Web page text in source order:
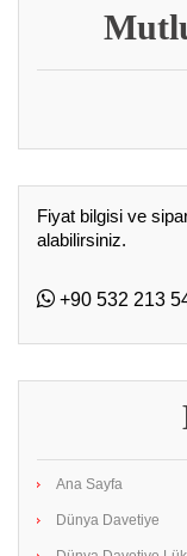
Fiyat bilgisi ve
alabilirsiniz.
+90 532 213
Ana Sayfa
Dünya Davetiye